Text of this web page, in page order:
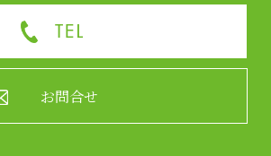
お問合せ